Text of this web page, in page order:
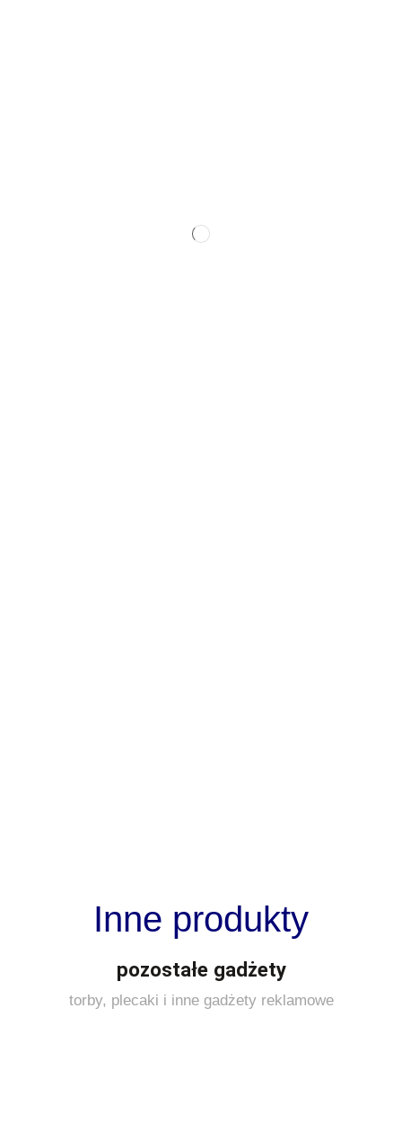
Inne produkty
pozostałe gadżety
torby, plecaki i inne gadżety reklamowe